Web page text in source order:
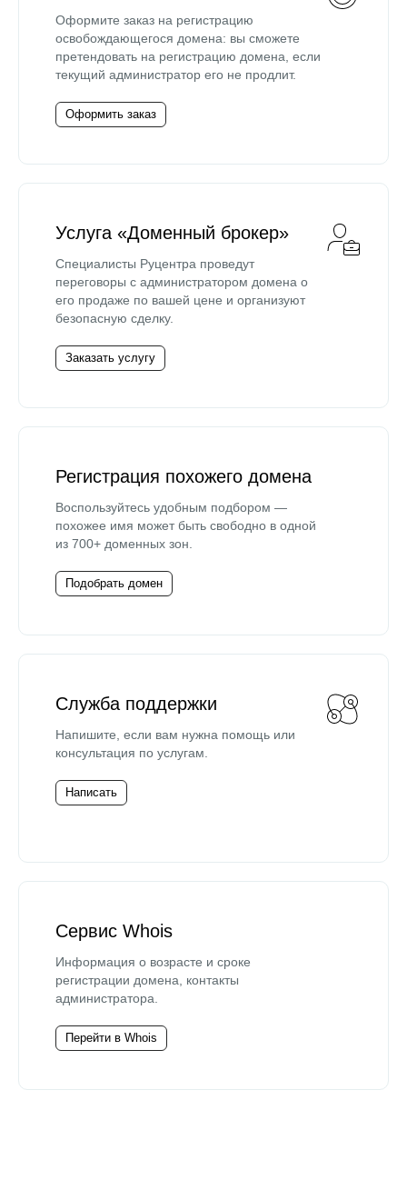
Оформите заказ на регистрацию
освобождающегося домена: вы сможете
претендовать на регистрацию домена, если
текущий администратор его не продлит.
Оформить заказ
Услуга «Доменный брокер»
Специалисты Руцентра проведут
переговоры с администратором домена о
его продаже по вашей цене и организуют
безопасную сделку.
Заказать услугу
Регистрация похожего домена
Воспользуйтесь удобным подбором —
похожее имя может быть свободно в одной
из 700+ доменных зон.
Подобрать домен
Служба поддержки
Напишите, если вам нужна помощь или
консультация по услугам.
Написать
Сервис Whois
Информация о возрасте и сроке
регистрации домена, контакты
администратора.
Перейти в Whois